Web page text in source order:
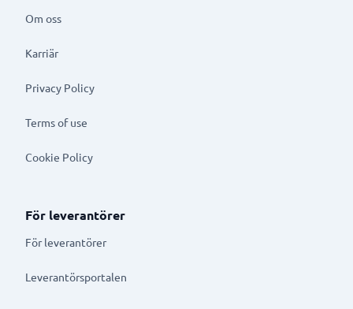
Om oss
Karriär
Privacy Policy
Terms of use
Cookie Policy
För leverantörer
För leverantörer
Leverantörsportalen